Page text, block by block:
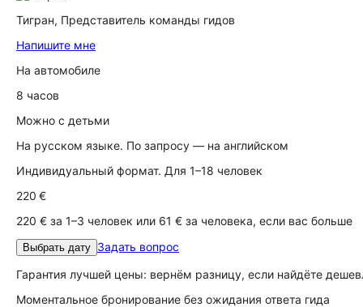
Тигран, Представитель команды гидов
Напишите мне
На автомобиле
8 часов
Можно с детьми
На русском языке. По запросу — на английском
Индивидуальный формат. Для 1–18 человек
220 €
220 € за 1–3 человек или 61 € за человека, если вас больше
Выбрать дату Задать вопрос
Гарантия лучшей цены: вернём разницу, если найдёте
Моментальное бронирование без ожидания ответа гида